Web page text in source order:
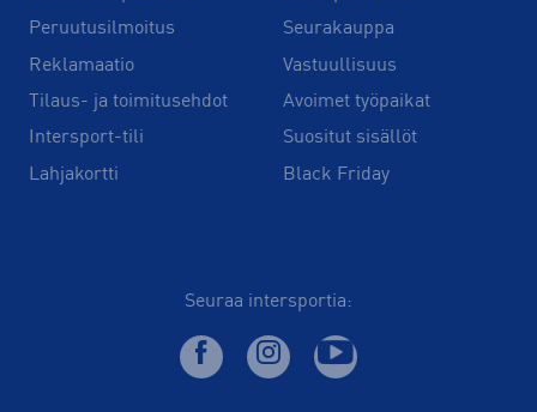
Peruutusilmoitus
Reklamaatio
Tilaus- ja toimitusehdot
Intersport-tili
Lahjakortti
Seurakauppa
Vastuullisuus
Avoimet työpaikat
Suositut sisällöt
Black Friday
Seuraa intersportia: